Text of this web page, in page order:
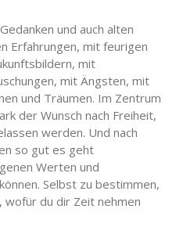
und auch alten
Erfahrungen, mit feurigen
mit
mit Ängsten, mit
und Träumen. Im Zentrum
der Wunsch nach Freiheit,
werden. Und nach
so gut es geht
Werten und
Selbst zu bestimmen,
du dir Zeit nehmen